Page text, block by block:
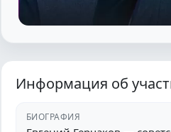
Информация об
БИОГРАФИЯ